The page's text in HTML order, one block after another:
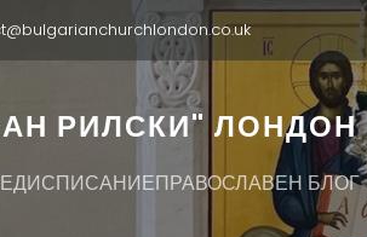
РИЛСКИ" ЛОНДОН
СПИСАНИЕПРАВОСЛАВЕН БЛОГ